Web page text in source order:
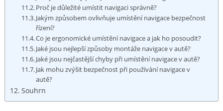
Proč je důležité umístit navigaci správně?
Jakým způsobem ovlivňuje umístění navigace‌ bezpečnost
řízení?
Co je ergonomické umístění navigace a jak ho posoudit?
Jaké jsou nejlepší způsoby montáže navigace v autě?
Jaké jsou ‌nejčastější chyby při umístění navigace v autě?
Jak mohu zvýšit bezpečnost při používání navigace⁣ v
autě?
Souhrn